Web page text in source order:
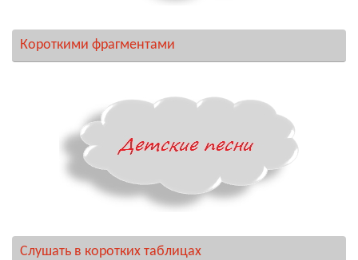
Короткими фрагментами
Слушать в коротких таблицах